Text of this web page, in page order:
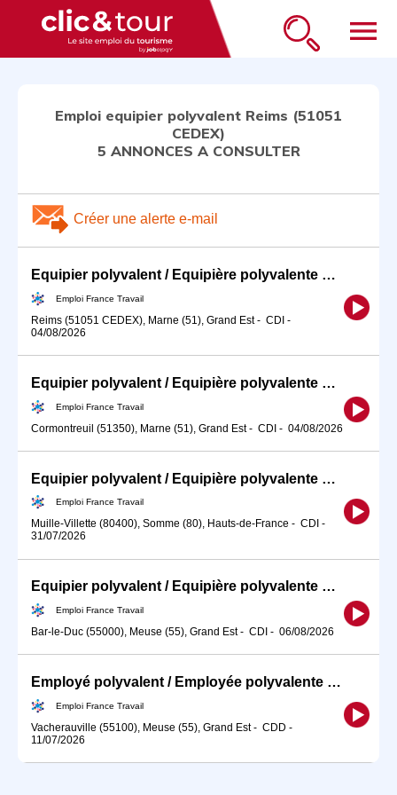
menu
Emploi equipier polyvalent Reims (51051
CEDEX)
5 ANNONCES A CONSULTER
Créer une alerte e-mail
Equipier polyvalent / Equipière polyvalente de restauration rapid (H/F)
Emploi France Travail
Reims (51051 CEDEX), Marne (51), Grand Est- CDI -
04/08/2026
Equipier polyvalent / Equipière polyvalente de restauration rapid (H/F)
Emploi France Travail
Cormontreuil (51350), Marne (51), Grand Est- CDI - 04/08/2026
Equipier polyvalent / Equipière polyvalente de restauration rapid (H/F)
Emploi France Travail
Muille-Villette (80400), Somme (80), Hauts-de-France - CDI -
31/07/2026
Equipier polyvalent / Equipière polyvalente de restauration rapid (H/F)
Emploi France Travail
Bar-le-Duc (55000), Meuse (55), Grand Est- CDI - 06/08/2026
Employé polyvalent / Employée polyvalente d'hôtellerie
Emploi France Travail
Vacherauville (55100), Meuse (55), Grand Est- CDD -
11/07/2026